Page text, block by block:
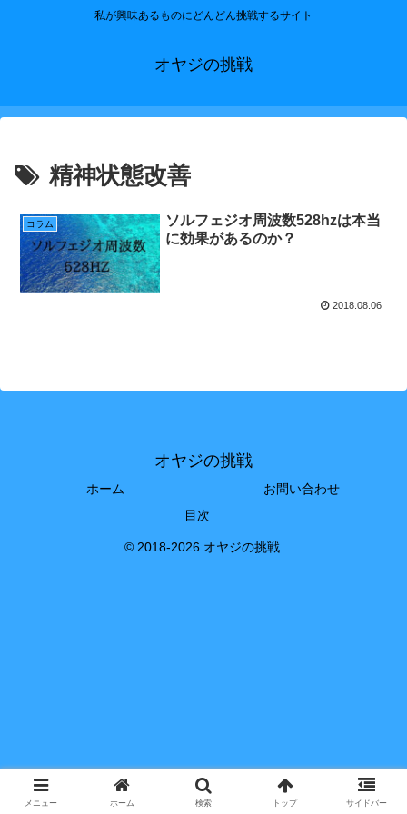
私が興味あるものにどんどん挑戦するサイト
オヤジの挑戦
精神状態改善
コラム
ソルフェジオ周波数528hzは本当
に効果があるのか？
2018.08.06
オヤジの挑戦
ホーム
お問い合わせ
目次
© 2018-2026 オヤジの挑戦.
メニュー ホーム 検索 トップ サイドバー